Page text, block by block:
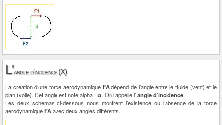
L'angle d'incidence (X)
La création d’une force aérodynamique FAdépend de l’angle entre le fluide (vent) et le
plan (voile). Cet angle est noté alpha : α. On l’appelle l’angle d’incidence.
Les deux schémas ci-dessous nous montrent l’existence ou l’absence de la force
aérodynamiqueFAavec deux angles différents.